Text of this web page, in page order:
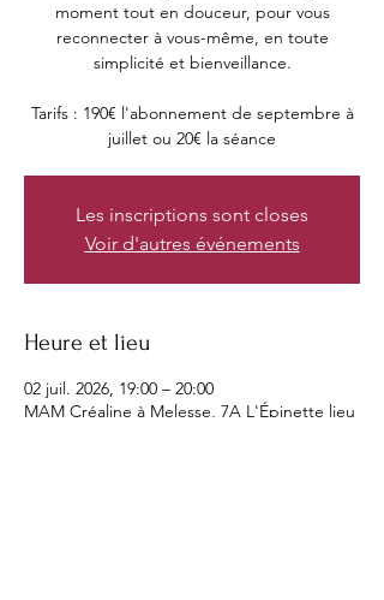
moment tout en douceur, pour vous
reconnecter à vous-même, en toute
simplicité et bienveillance.
Tarifs : 190€ l'abonnement de septembre à
juillet ou 20€ la séance
Les inscriptions sont closes
Voir d'autres événements
Heure et lieu
02 juil. 2026, 19:00 – 20:00
MAM Créaline à Melesse, 7A L'Épinette lieu